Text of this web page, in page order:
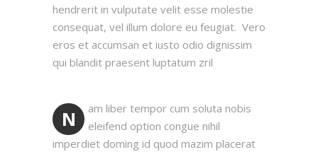
hendrerit in vulputate velit esse molestie
consequat, vel illum dolore eu feugiat. Vero
eros et accumsan et iusto odio dignissim
qui blandit praesent luptatum zril
N
am liber tempor cum soluta nobis
eleifend option congue nihil
imperdiet doming id quod mazim placerat